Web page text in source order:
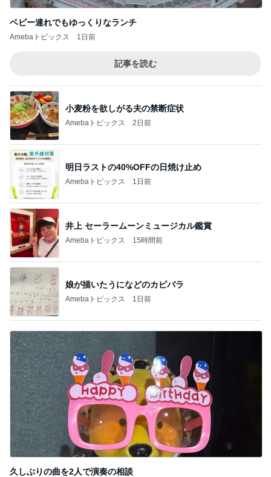
ベビー連れでもゆっくりなランチ
Amebaトピックス 1日前
記事を読む
小麦粉を欲しがる夫の禁断症状
Amebaトピックス 2日前
明日ラストの40%OFFの日焼け止め
Amebaトピックス 1日前
井上 セーラームーンミュージカル鑑賞
Amebaトピックス 15時間前
娘が描いたうになどのカピバラ
Amebaトピックス 1日前
久しぶりの曲を2人で演奏の相談